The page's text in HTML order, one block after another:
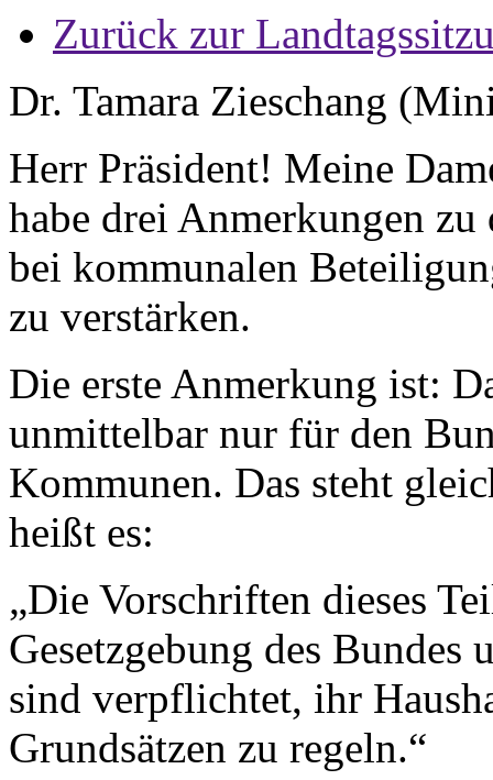
Zurück zur
Dr. Tamara Zieschang
Herr Präsident! Meine
habe drei Anmerkungen
bei kommunalen
zu verstärken.
Die erste Anmerkung ist:
unmittelbar nur für den
Kommunen. Das steht
heißt es:
„Die Vorschriften dieses
Gesetzgebung des
sind verpflichtet, ihr
Grundsätzen zu regeln.“